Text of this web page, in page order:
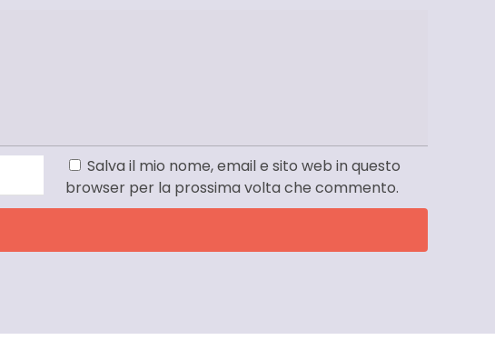
Salva il mio nome, email e sito web in questo
browser per la prossima volta che commento.